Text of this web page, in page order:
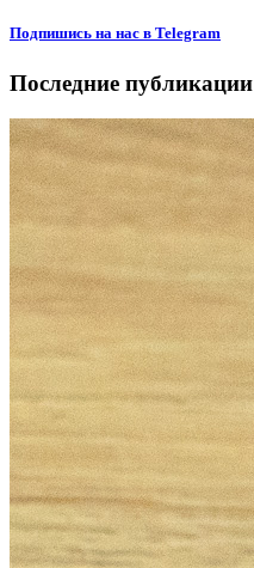
Подпишиcь на нас в Telegram
Последние публикации